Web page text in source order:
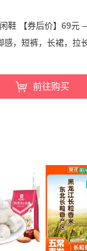
休闲鞋 【券后价
，短裤，长裙，拉
前往购买